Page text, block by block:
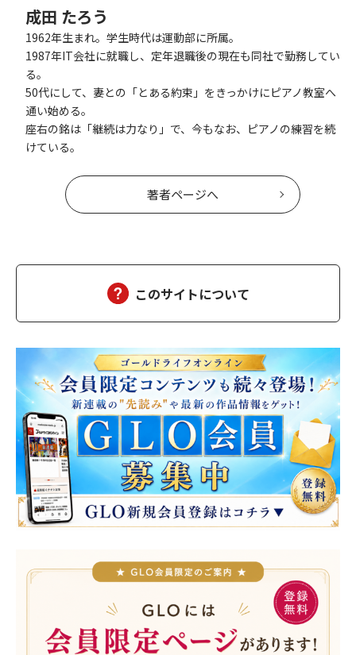
成田 たろう
1962年生まれ。学生時代は運動部に所属。
1987年IT会社に就職し、定年退職後の現在も同社で勤務してい
る。
50代にして、妻との「とある約束」をきっかけにピアノ教室へ
通い始める。
座右の銘は「継続は力なり」で、今もなお、ピアノの練習を続
けている。
著者ページへ
このサイトについて